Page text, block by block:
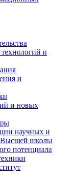
и
и
и новых
научных и
Высшей школы
потенциала